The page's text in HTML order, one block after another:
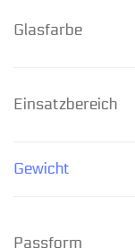
Glasfarbe
Einsatzbereich
Gewicht
Passform